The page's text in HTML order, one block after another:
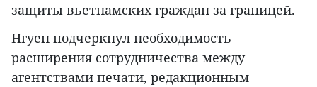
защиты вьетнамских граждан за границей.
Нгуен подчеркнул необходимость
расширения сотрудничества между
агентствами печати, редакционным